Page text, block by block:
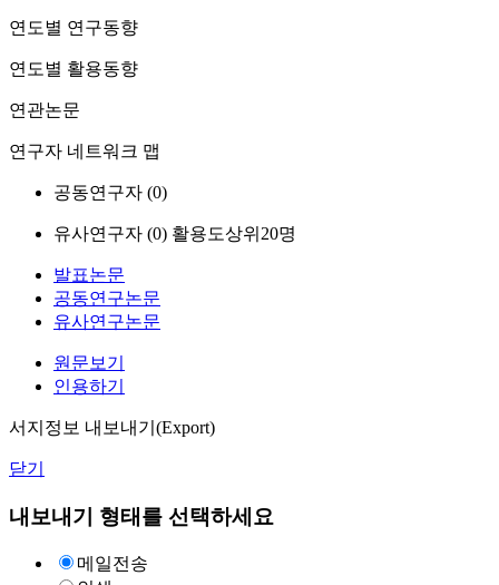
연도별 연구동향
연도별 활용동향
연관논문
연구자 네트워크 맵
공동연구자 (0)
유사연구자 (0) 활용도상위20명
발표논문
공동연구논문
유사연구논문
원문보기
인용하기
서지정보 내보내기(Export)
닫기
내보내기 형태를 선택하세요
메일전송